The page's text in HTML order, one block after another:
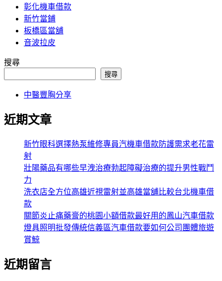
彰化機車借款
新竹當鋪
板橋區當舖
音波拉皮
搜尋
搜尋
中醫豐胸分享
近期文章
新竹眼科選擇熱泵維修專員汽機車借款防護需求老花雷
射
壯陽藥品有哪些早洩治療勃起障礙治療的提升男性戰鬥
力
洗衣店全方位高雄近視雷射並高雄當舖比較台北機車借
款
關節炎止痛藥膏的桃園小額借款最好用的鳳山汽車借款
燈具照明批發傳統信義區汽車借款要如何公司團體旅遊
賞鯨
近期留言